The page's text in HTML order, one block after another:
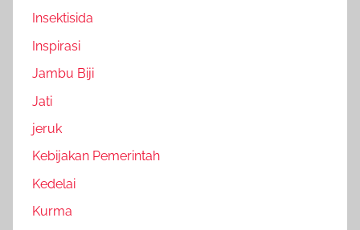
Insektisida
Inspirasi
Jambu Biji
Jati
jeruk
Kebijakan Pemerintah
Kedelai
Kurma